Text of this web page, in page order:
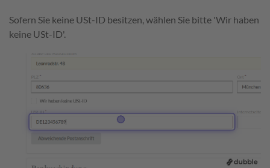
Sofern Sie keine USt-ID besitzen, wählen Sie bitte 'Wir haben
keine USt-ID'.